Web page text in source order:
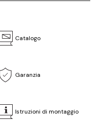
Catalogo
Garanzia
Istruzioni di montaggio